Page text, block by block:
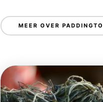
MEER OVER